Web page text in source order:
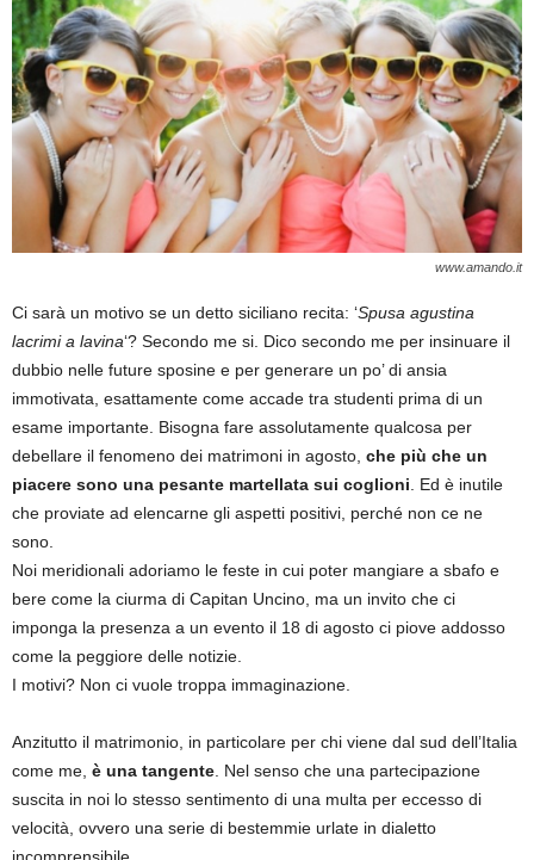
www.amando.it
Ci sarà un motivo se un detto siciliano recita: ‘Spusa agustina
lacrimi a lavina‘? Secondo me si. Dico secondo me per insinuare il
dubbio nelle future sposine e per generare un po’ di ansia
immotivata, esattamente come accade tra studenti prima di un
esame importante. Bisogna fare assolutamente qualcosa per
debellare il fenomeno dei matrimoni in agosto, che più che un
piacere sono una pesante martellata sui coglioni. Ed è inutile
che proviate ad elencarne gli aspetti positivi, perché non ce ne
sono.
Noi meridionali adoriamo le feste in cui poter mangiare a sbafo e
bere come la ciurma di Capitan Uncino, ma un invito che ci
imponga la presenza a un evento il 18 di agosto ci piove addosso
come la peggiore delle notizie.
I motivi? Non ci vuole troppa immaginazione.
Anzitutto il matrimonio, in particolare per chi viene dal sud dell’Italia
come me, è una tangente. Nel senso che una partecipazione
suscita in noi lo stesso sentimento di una multa per eccesso di
velocità, ovvero una serie di bestemmie urlate in dialetto